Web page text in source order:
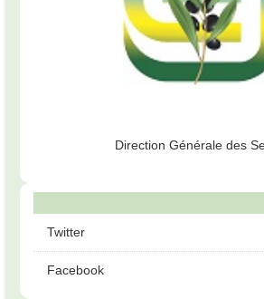
Direction Générale des
Twitter
Facebook